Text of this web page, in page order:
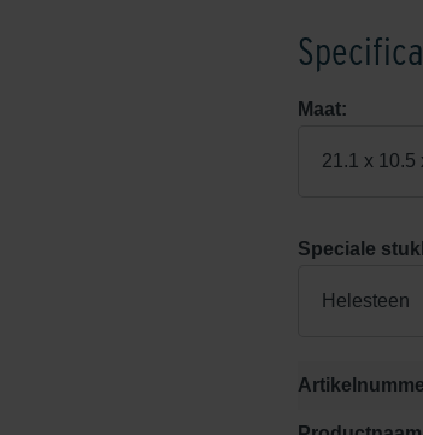
Maat:
21.1 x 10.5
Speciale
Helesteen